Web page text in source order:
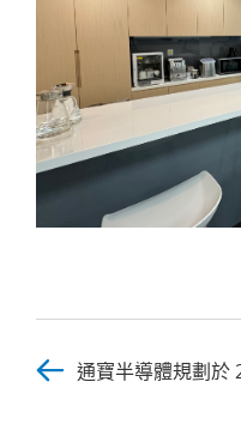
通寶半導體規劃於